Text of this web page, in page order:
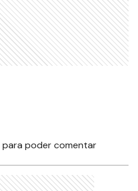
para poder comentar